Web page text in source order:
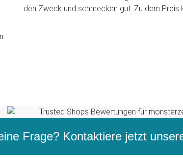
den Zweck und schmecken gut. Zu dem Preis
Frage? Kontaktiere jetzt